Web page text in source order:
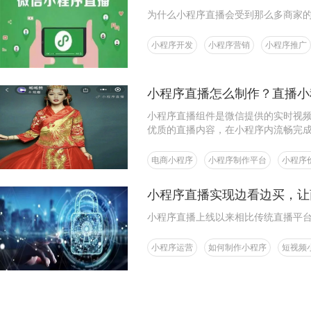
为什么小程序直播会受到那么多商家
小程序开发 小程序营销 小程序推广
小程序直播怎么制作？直播
小程序直播组件是微信提供的实时视
优质的直播内容，在小程序内流畅完
电商小程序 小程序制作平台 小程序
小程序直播实现边看边买，
小程序直播上线以来相比传统直播平
小程序运营 如何制作小程序 短视频